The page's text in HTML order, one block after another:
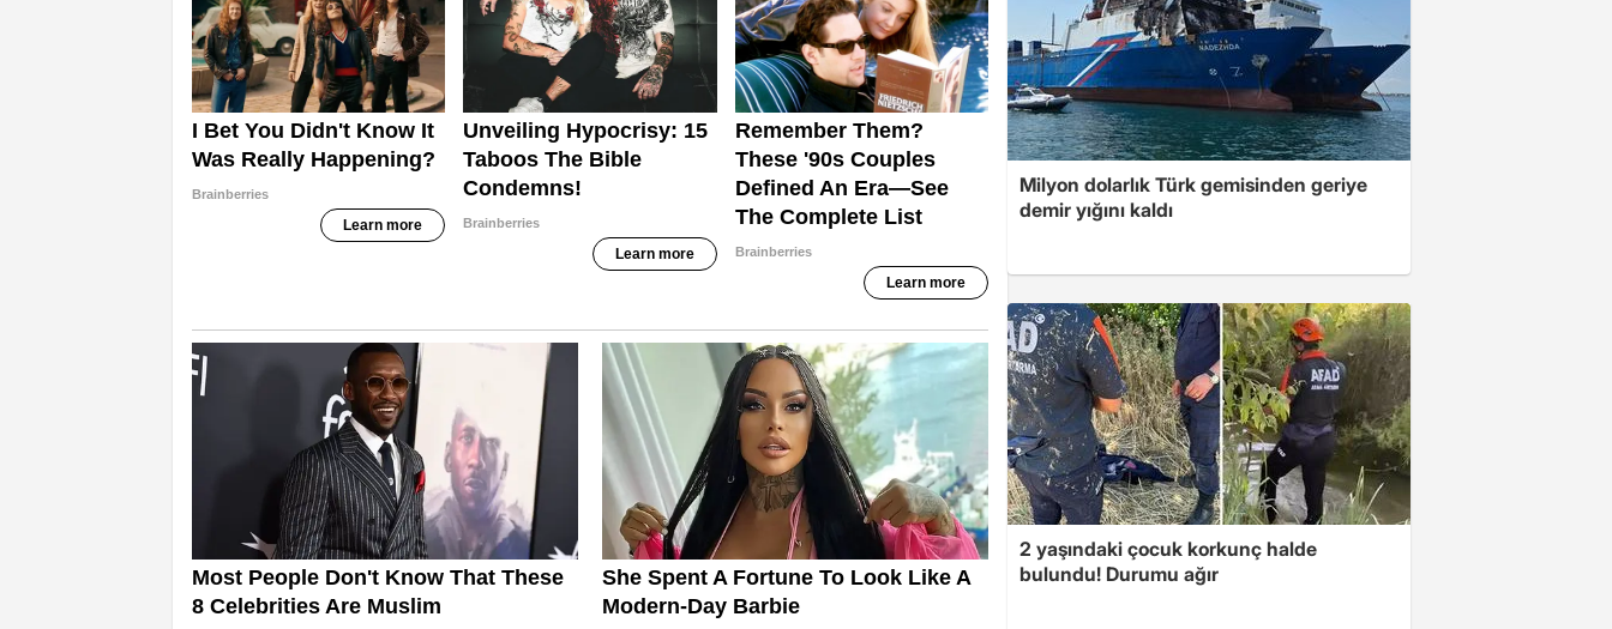
Milyon dolarlık Türk gemisinden geriye
demir yığını kaldı
2 yaşındaki çocuk korkunç halde
bulundu! Durumu ağır